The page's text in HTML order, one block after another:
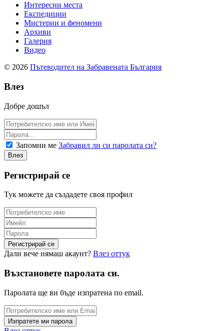
Интересни места
Експедиции
Мистерии и феномени
Архиви
Галерия
Видео
© 2026 Пътеводител на Забравената България
Влез
Добре дошъл
Запомни ме Забравил ли си паролата си?
Регистрирай се
Тук можете да създадете своя профил
Дали вече нямаш акаунт? Влез оттук
Възстановете паролата си.
Паролата ще ви бъде изпратена по email.